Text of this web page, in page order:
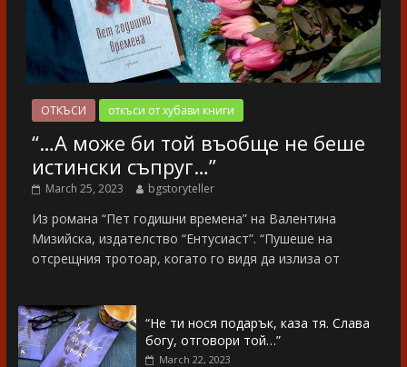
ОТКЪСИ откъси от хубави книги
“…А може би той въобще не беше
истински съпруг…”
March 25, 2023 bgstoryteller
Из романа “Пет годишни времена” на Валентина
Мизийска, издателство “Ентусиаст”. “Пушеше на
отсрещния тротоар, когато го видя да излиза от
“Не ти нося подарък, каза тя. Слава
богу, отговори той…”
March 22, 2023